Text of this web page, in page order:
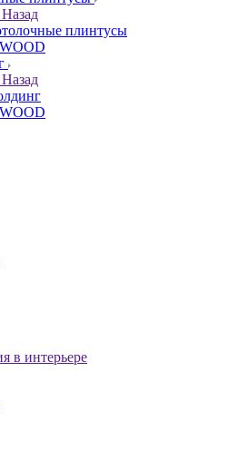
Назад
плинтусы
Назад
в интерьере